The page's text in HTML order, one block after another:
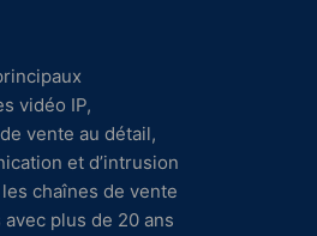
vidéo IP,
vente au détail,
et d’intrusion
chaînes de vente
plus de 20 ans